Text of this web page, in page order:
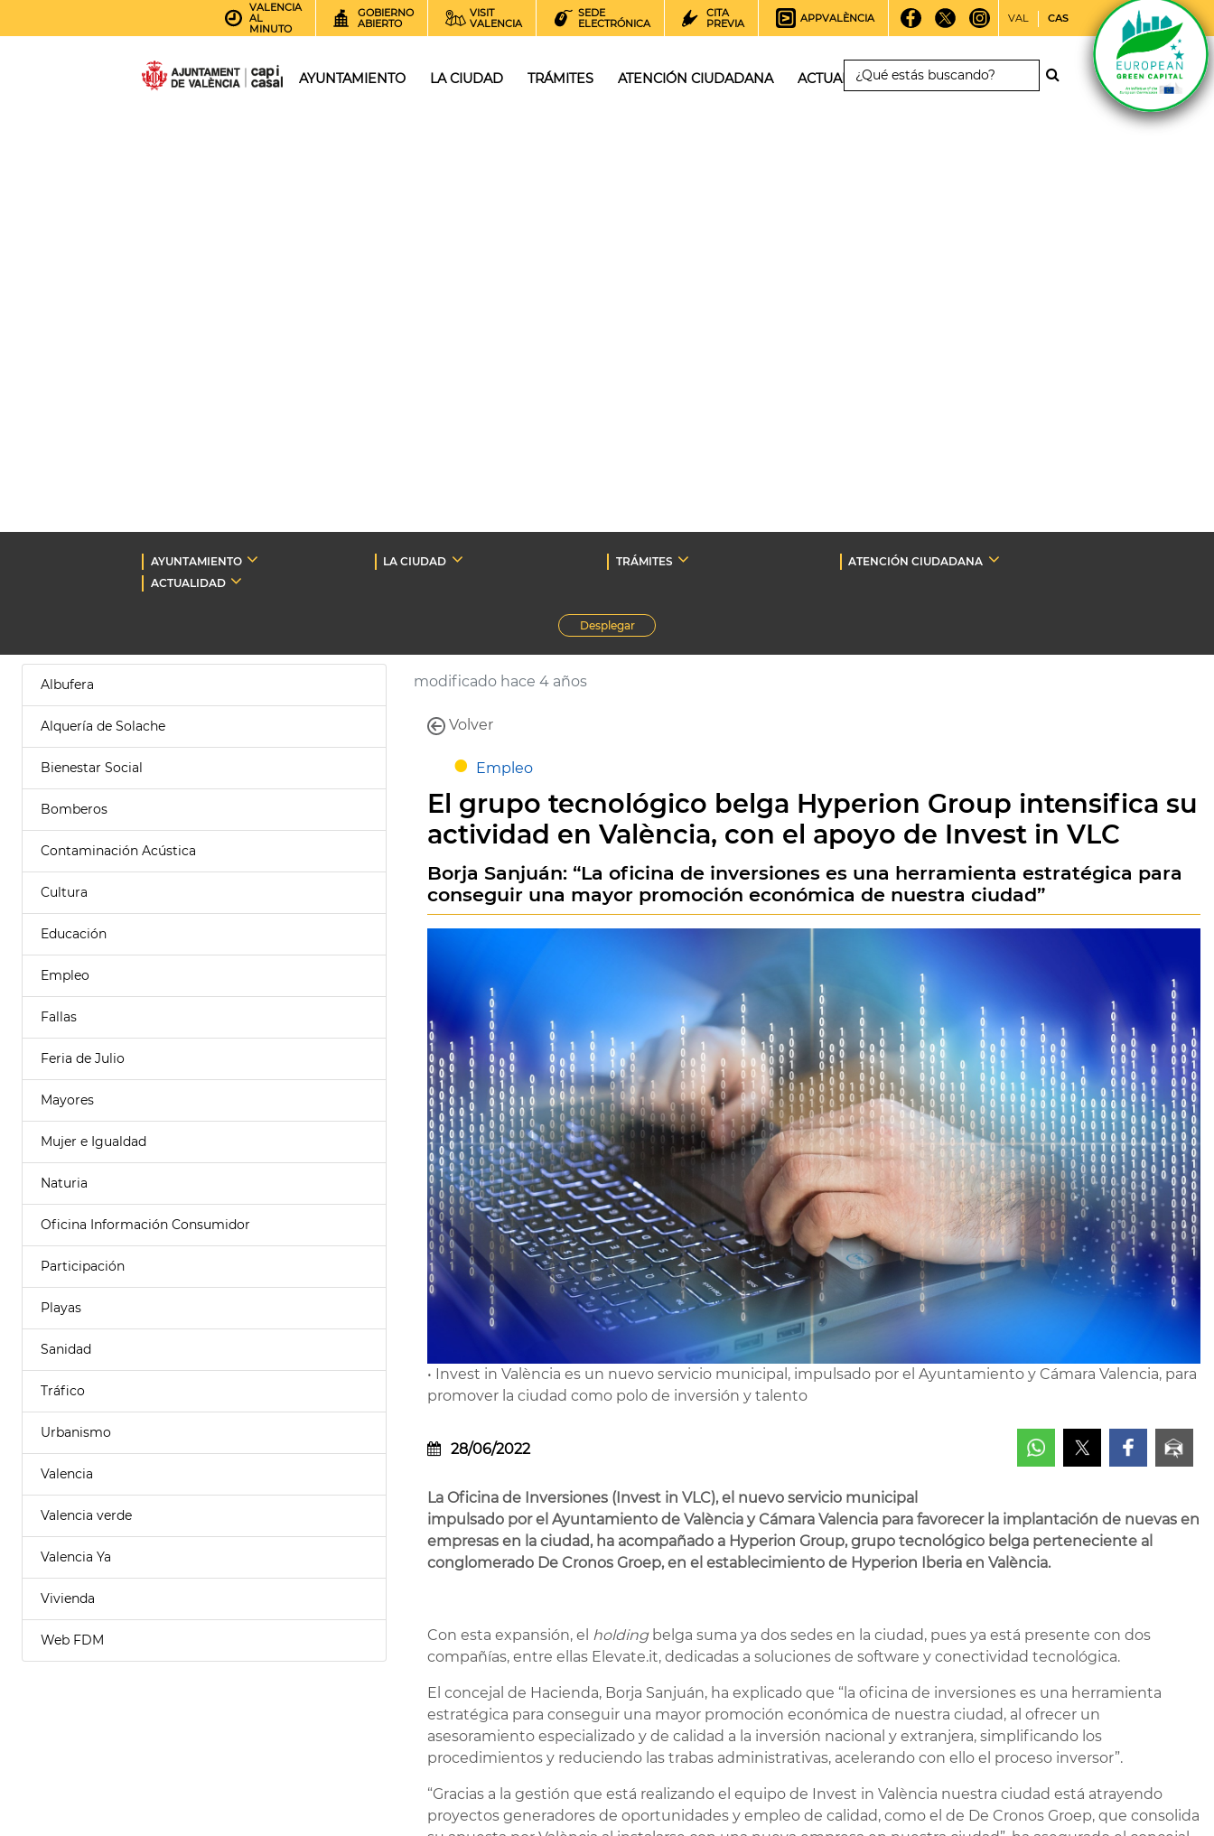
VALENCIA
AL
MINUTO
GOBIERNO
ABIERTO
VISIT
VALENCIA
SEDE
ELECTRÓNICA
CITA
PREVIA
APPVALÈNCIA VAL CAS
AYUNTAMIENTO LA CIUDAD TRÁMITES ATENCIÓN CIUDADANA ACTUALIDAD
AYUNTAMIENTO LA CIUDAD TRÁMITES
ATENCIÓN CIUDADANA
ACTUALIDAD
Desplegar
Albufera
Alquería de Solache
Bienestar Social
Bomberos
Contaminación Acústica
Cultura
Educación
Empleo
Fallas
Feria de Julio
Mayores
Mujer e Igualdad
Naturia
Oficina Información Consumidor
Participación
Playas
Sanidad
Tráfico
Urbanismo
Valencia
Valencia verde
Valencia Ya
Vivienda
Web FDM
modificado hace 4 años
Volver
Empleo
El grupo tecnológico belga Hyperion Group intensifica su
actividad en València, con el apoyo de Invest in VLC
Borja Sanjuán: “La oficina de inversiones es una herramienta estratégica para
conseguir una mayor promoción económica de nuestra ciudad”
• Invest in València es un nuevo servicio municipal, impulsado por el Ayuntamiento y Cámara Valencia, para
promover la ciudad como polo de inversión y talento
28/06/2022
La Oficina de Inversiones (Invest in VLC), el nuevo servicio municipal
impulsado por el Ayuntamiento de València y Cámara Valencia para favorecer la implantación de nuevas en
empresas en la ciudad, ha acompañado a Hyperion Group, grupo tecnológico belga perteneciente al
conglomerado De Cronos Groep, en el establecimiento de Hyperion Iberia en València.
Con esta expansión, el holdingbelga suma ya dos sedes en la ciudad, pues ya está presente con dos
compañías, entre ellas Elevate.it, dedicadas a soluciones de software y conectividad tecnológica.
El concejal de Hacienda, Borja Sanjuán, ha explicado que “la oficina de inversiones es una herramienta
estratégica para conseguir una mayor promoción económica de nuestra ciudad, al ofrecer un
asesoramiento especializado y de calidad a la inversión nacional y extranjera, simplificando los
procedimientos y reduciendo las trabas administrativas, acelerando con ello el proceso inversor”.
“Gracias a la gestión que está realizando el equipo de Invest in València nuestra ciudad está atrayendo
proyectos generadores de oportunidades y empleo de calidad, como el de De Cronos Groep, que consolida